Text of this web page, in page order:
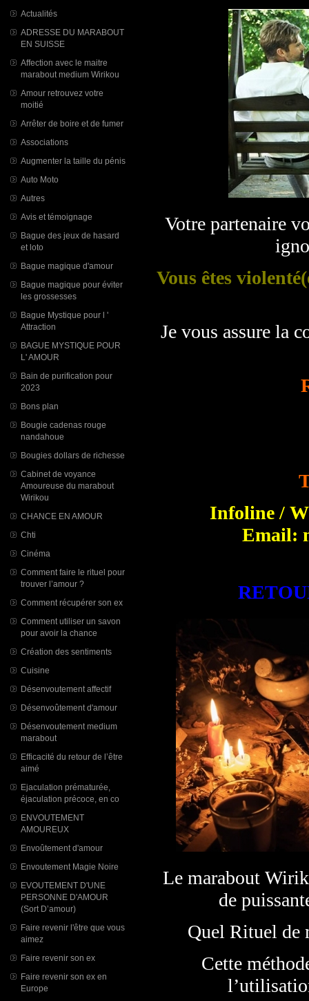
Actualités
ADRESSE DU MARABOUT
EN SUISSE
Affection avec le maitre
marabout medium Wirikou
Amour retrouvez votre
moitié
Arrêter de boire et de fumer
Associations
Augmenter la taille du pénis
Auto Moto
Autres
Avis et témoignage
Bague des jeux de hasard
et loto
Bague magique d'amour
Bague magique pour éviter
les grossesses
Bague Mystique pour l '
Attraction
BAGUE MYSTIQUE POUR
L' AMOUR
Bain de purification pour
2023
Bons plan
Bougie cadenas rouge
nandahoue
Bougies dollars de richesse
Cabinet de voyance
Amoureuse du marabout
Wirikou
CHANCE EN AMOUR
Chti
Cinéma
Comment faire le rituel pour
trouver l’amour ?
Comment récupérer son ex
Comment utiliser un savon
pour avoir la chance
Création des sentiments
Cuisine
Désenvoutement affectif
Désenvoûtement d'amour
Désenvoutement medium
marabout
Efficacité du retour de l’être
aimé
Ejaculation prématurée,
éjaculation précoce, en co
ENVOUTEMENT
AMOUREUX
Envoûtement d'amour
Envoutement Magie Noire
EVOUTEMENT D'UNE
PERSONNE D'AMOUR
(Sort D’amour)
Faire revenir l'être que vous
aimez
Faire revenir son ex
Faire revenir son ex en
Europe
Votre partenaire
Vous êtes
Je vous assure la
Infoline /
Email:
Le marabout
de
​Quel Rituel de
Cette